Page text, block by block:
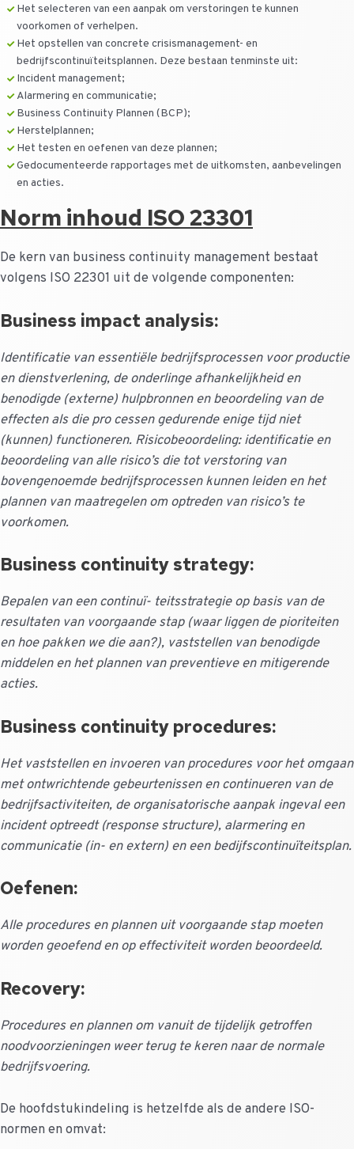
Het selecteren van een aanpak om verstoringen te kunnen
voorkomen of verhelpen.
Het opstellen van concrete crisismanagement- en
bedrijfscontinuïteitsplannen. Deze bestaan tenminste uit:
Incident management;
Alarmering en communicatie;
Business Continuity Plannen (BCP);
Herstelplannen;
Het testen en oefenen van deze plannen;
Gedocumenteerde rapportages met de uitkomsten, aanbevelingen
en acties.
Norm inhoud ISO 23301
De kern van business continuity management bestaat
volgens ISO 22301 uit de volgende componenten:
Business impact analysis:
Identificatie van essentiële bedrijfsprocessen voor productie
en dienstverlening, de onderlinge afhankelijkheid en
benodigde (externe) hulpbronnen en beoordeling van de
effecten als die pro cessen gedurende enige tijd niet
(kunnen) functioneren. Risicobeoordeling: identificatie en
beoordeling van alle risico’s die tot verstoring van
bovengenoemde bedrijfsprocessen kunnen leiden en het
plannen van maatregelen om optreden van risico’s te
voorkomen.
Business continuity strategy:
Bepalen van een continuï- teitsstrategie op basis van de
resultaten van voorgaande stap (waar liggen de pioriteiten
en hoe pakken we die aan?), vaststellen van benodigde
middelen en het plannen van preventieve en mitigerende
acties.
Business continuity procedures:
Het vaststellen en invoeren van procedures voor het omgaan
met ontwrichtende gebeurtenissen en continueren van de
bedrijfsactiviteiten, de organisatorische aanpak ingeval een
incident optreedt (response structure), alarmering en
communicatie (in- en extern) en een bedijfscontinuïteitsplan.
Oefenen:
Alle procedures en plannen uit voorgaande stap moeten
worden geoefend en op effectiviteit worden beoordeeld.
Recovery:
Procedures en plannen om vanuit de tijdelijk getroffen
noodvoorzieningen weer terug te keren naar de normale
bedrijfsvoering.
De hoofdstukindeling is hetzelfde als de andere ISO-
normen en omvat: